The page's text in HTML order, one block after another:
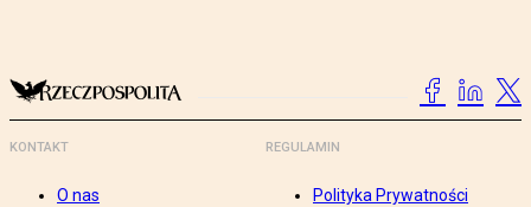
KONTAKT
O nas
REGULAMIN
Polityka Prywatności